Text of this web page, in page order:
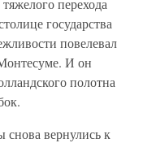
перехода
государства
повелевал
И он
полотна
снова вернулись к